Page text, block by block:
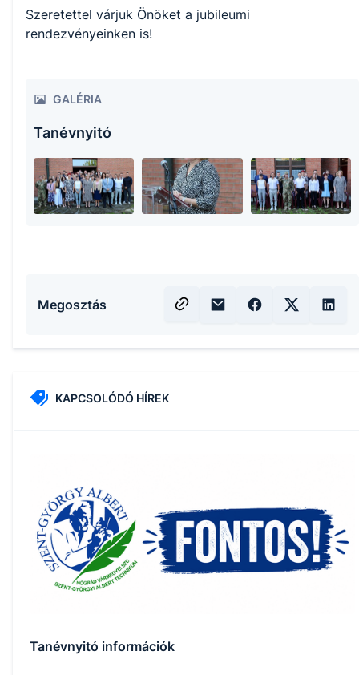
Szeretettel várjuk Önöket a jubileumi
rendezvényeinken is!
GALÉRIA
Tanévnyitó
Megosztás
KAPCSOLÓDÓ HÍREK
Tanévnyitó információk